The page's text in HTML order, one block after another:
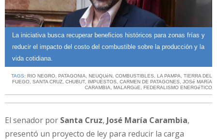
La iniciativa busca recuperar beneficios históricos para zonas frías y
reducir el impacto del costo del combustible sobre la producción y la
vida cotidiana.
TAGS: RIO NEGRO, PATAGONIA, NEUQUéN, COMBUSTIBLES, LA PAMPA, TIERRA DEL
FUEGO, SANTA CRUZ, CHUBUT, IMPUESTOS, CARMEN DE PATAGONES, JOSé MARíA
CARAMBIA, MALARGüE, FEDERALISMO ENERGéTICO
El senador por Santa Cruz, José María Carambia,
presentó un proyecto de ley para reducir la carga